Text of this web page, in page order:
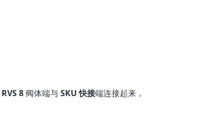
RVS 8 阀体端与SKU 快接端连接起来，